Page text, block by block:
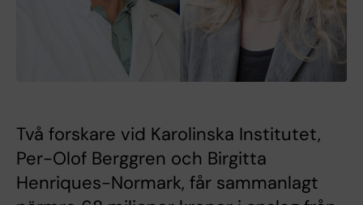
Två forskare vid Karolinska Institutet,
Per-Olof Berggren och Birgitta
Henriques-Normark, får sammanlagt